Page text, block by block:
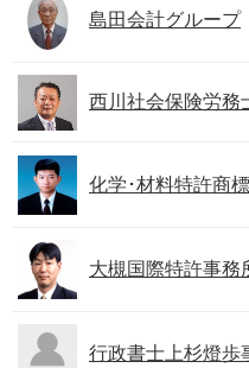
島田会計グループ
西川社会保険労務
化学･材料特許商
大槻国際特許事務
行政書士上杉燈歩